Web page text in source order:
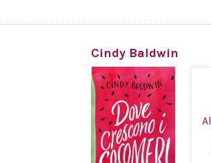
Cindy Baldwin